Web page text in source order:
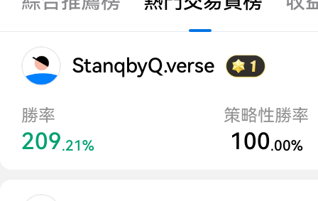
StanqbyQ.verse
勝率
209.21%
策略性勝率
100.00%